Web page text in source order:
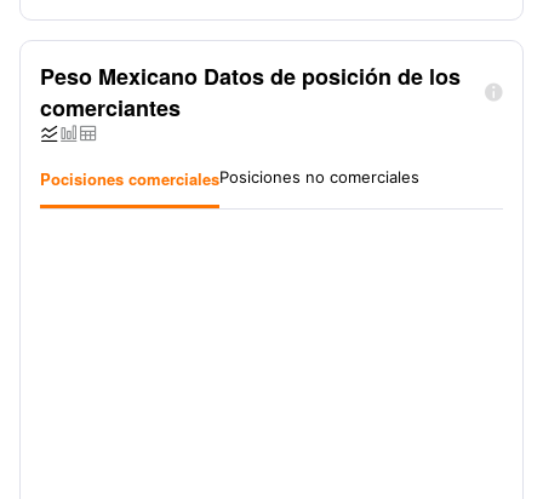
Peso Mexicano Datos de posición de los
comerciantes

 
Pocisiones comercialesPosiciones no comerciales